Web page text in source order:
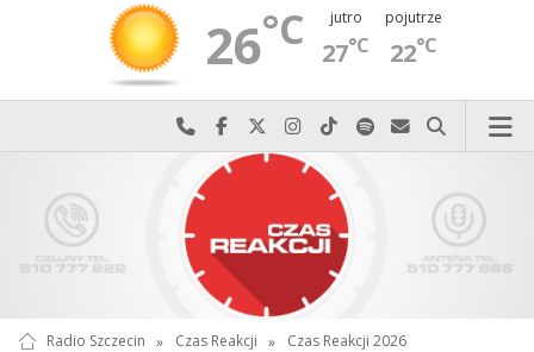
26°C jutro
27°C
pojutrze
22°C
Najlepiej po prostu do nas zadzwoń
Odwiedź nas na Facebook-u
Odwiedź nas na X
Odwiedź nas na Instagram-ie
Odwiedź nas na TikTok-u
Szukaj nas na Spotify
Wyślij do nas
Szukaj
Radio Szczecin » Czas Reakcji » Czas Reakcji 2026